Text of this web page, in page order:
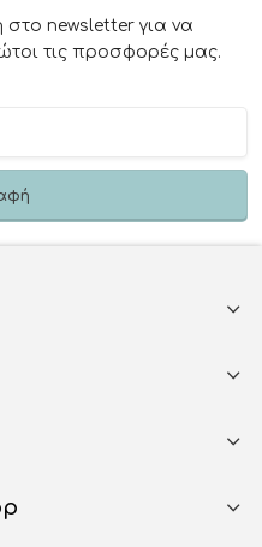
στο newsletter για να
τις προσφορές μας.